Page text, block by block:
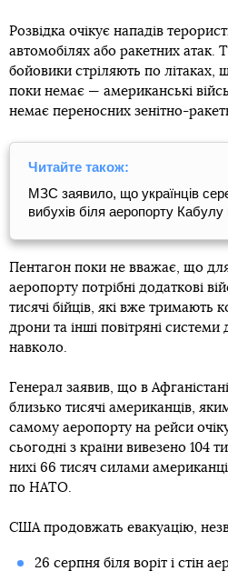
Розвідка очікує нападів
автомобілях або ракетних
бойовики стріляють по літаках,
поки немає — американські
немає переносних зенітно-
Читайте також:
МЗС заявило, що українців
вибухів біля аеропорту
Пентагон поки не вважає, що
аеропорту потрібні додаткові
тисячі бійців, які вже тримають
дрони та інші повітряні системи
навколо.
Генерал заявив, що в
близько тисячі американців,
самому аеропорту на рейси
сьогодні з країни вивезено 104
нихі 66 тисяч силами
по НАТО.
США продовжать евакуацію,
26 серпня біля воріт і стін